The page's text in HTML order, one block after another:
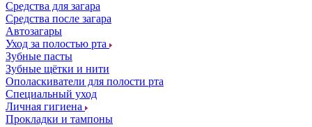
Средства для загара
Средства после загара
Автозагары
Уход за полостью рта
Зубные пасты
Зубные щётки и нити
Ополаскиватели для полости рта
Специальный уход
Личная гигиена
Прокладки и тампоны